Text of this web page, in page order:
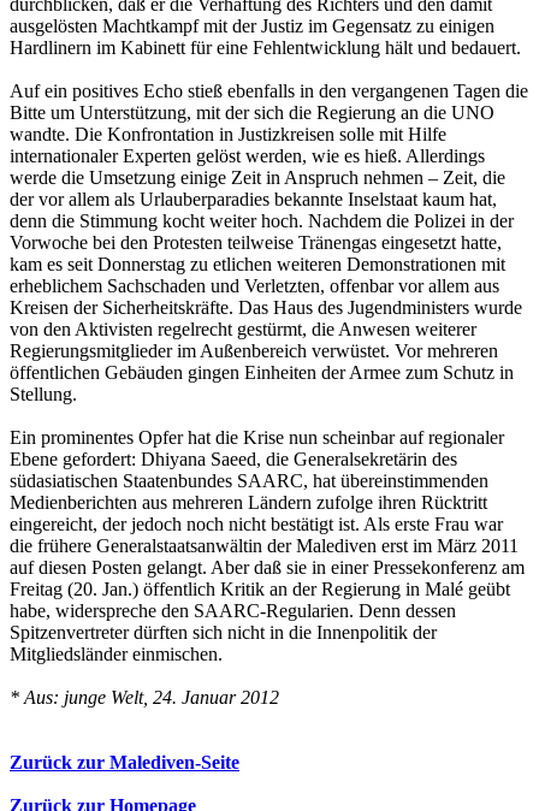
ausgelösten Machtkampf mit der Justiz im Gegensatz zu einigen
Hardlinern im Kabinett für eine Fehlentwicklung hält und bedauert.
Auf ein positives Echo stieß ebenfalls in den vergangenen Tagen die
Bitte um Unterstützung, mit der sich die Regierung an die UNO
wandte. Die Konfrontation in Justizkreisen solle mit Hilfe
internationaler Experten gelöst werden, wie es hieß. Allerdings
werde die Umsetzung einige Zeit in Anspruch nehmen – Zeit, die
der vor allem als Urlauberparadies bekannte Inselstaat kaum hat,
denn die Stimmung kocht weiter hoch. Nachdem die Polizei in der
Vorwoche bei den Protesten teilweise Tränengas eingesetzt hatte,
kam es seit Donnerstag zu etlichen weiteren Demonstrationen mit
erheblichem Sachschaden und Verletzten, offenbar vor allem aus
Kreisen der Sicherheitskräfte. Das Haus des Jugendministers wurde
von den Aktivisten regelrecht gestürmt, die Anwesen weiterer
Regierungsmitglieder im Außenbereich verwüstet. Vor mehreren
öffentlichen Gebäuden gingen Einheiten der Armee zum Schutz in
Stellung.
Ein prominentes Opfer hat die Krise nun scheinbar auf regionaler
Ebene gefordert: Dhiyana Saeed, die Generalsekretärin des
südasiatischen Staatenbundes SAARC, hat übereinstimmenden
Medienberichten aus mehreren Ländern zufolge ihren Rücktritt
eingereicht, der jedoch noch nicht bestätigt ist. Als erste Frau war
die frühere Generalstaatsanwältin der Malediven erst im März 2011
auf diesen Posten gelangt. Aber daß sie in einer Pressekonferenz am
Freitag (20. Jan.) öffentlich Kritik an der Regierung in Malé geübt
habe, widerspreche den SAARC-Regularien. Denn dessen
Spitzenvertreter dürften sich nicht in die Innenpolitik der
Mitgliedsländer einmischen.
* Aus: junge Welt, 24. Januar 2012
Zurück zur Malediven-Seite
Zurück zur Homepage